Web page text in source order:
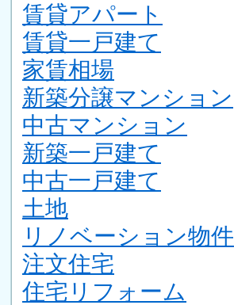
賃貸アパート
賃貸一戸建て
家賃相場
新築分譲マンション
中古マンション
新築一戸建て
中古一戸建て
土地
リノベーション物件
注文住宅
住宅リフォーム